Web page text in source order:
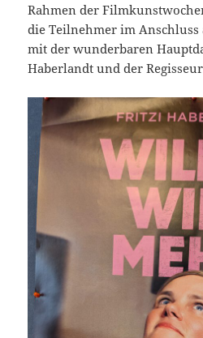
Rahmen der
die Teilnehmer im
mit der wunderbaren
Haberlandt und der